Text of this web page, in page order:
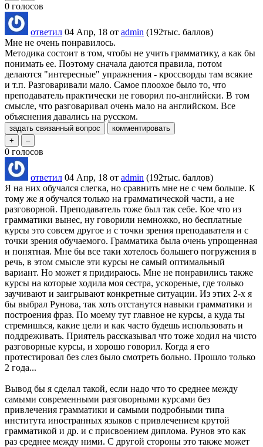
0 голосов
ответил 04 Апр, 18 от admin (192тыс. баллов)
Мне не очень понравилось.
Методика состоит в том, чтобы не учить грамматику, а как бы
понимать ее. Поэтому сначала даются правила, потом
делаются "интересные" упражнения - кроссворды там всякие
и т.п. Разговаривали мало. Самое плоохое было то, что
преподаватель практически не говорил по-английски. В том
смысле, что разговаривал очень мало на английском. Все
объяснения давались на русском.
0 голосов
ответил 04 Апр, 18 от admin (192тыс. баллов)
Я на них обучался слегка, но сравнить мне не с чем больше. К
тому же я обучался только на грамматической части, а не
разговорной. Преподаватель тоже был так себе. Кое что из
грамматики вынес, ну говорили немножко, но бесплатные
курсы это совсем другое и с точки зрения преподавателя и с
точки зрения обучаемого. Грамматика была очень упрощенная
и понятная. Мне бы все таки хотелось большего погружения в
речь, в этом смысле эти курсы не самый оптимальный
вариант. Но может я придираюсь. Мне не понравились также
курсы на которые ходила моя сестра, ускореные, где только
заучивают и заигрывают конкретные ситуации. Из этих 2-х я
бы выбрал Рунова, так хоть отстанутся навыки грамматики и
построения фраз. По моему тут главное не курсы, а куда ты
стремишься, какие цели и как часто будешь использовать и
поддреживать. Приятель рассказывал что тоже ходил на чисто
разговорные курсы, и хорошо говорил. Когда я его
протестировал без слез было смотреть больно. Прошло только
2 года...
Вывод бы я сделал такой, если надо что то среднее между
самыми современными разговорными курсами без
привлечения грамматики и самыми подробными типа
института иностранных языков с привлечением крутой
грамматикой и др. и с присвоением диплома. Рунов это как
раз среднее между ними. С другой стороны это также может